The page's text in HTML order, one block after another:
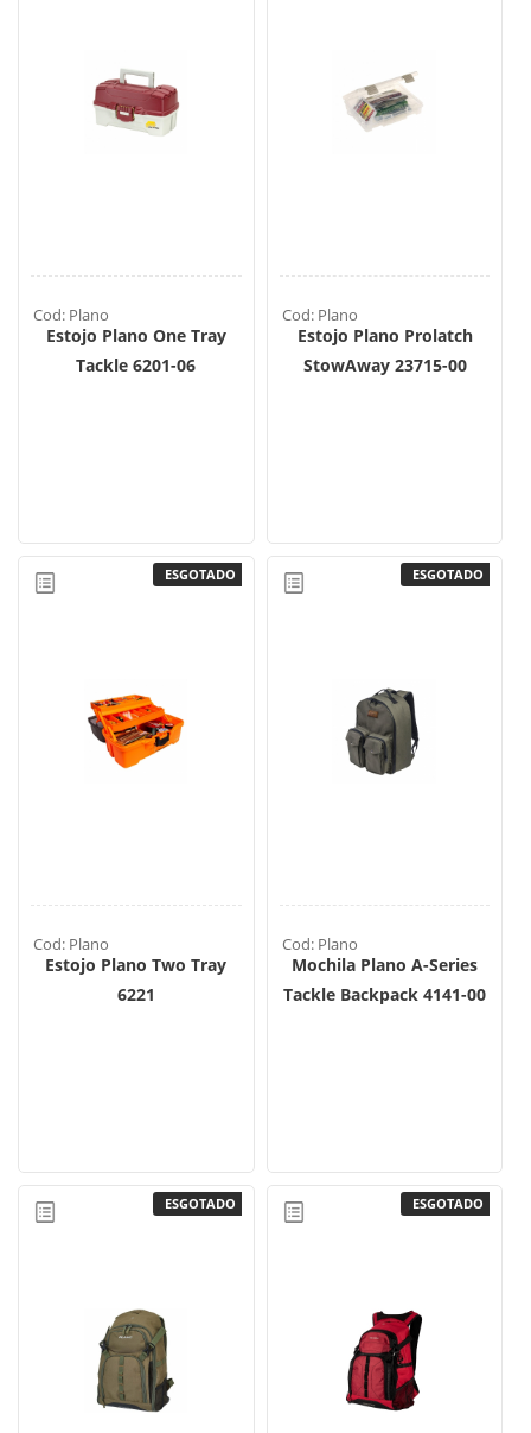
Cod: Plano
Estojo Plano One Tray
Tackle 6201-06
Cod: Plano
Estojo Plano Prolatch
StowAway 23715-00
ESGOTADO
Cod: Plano
Estojo Plano Two Tray
6221
ESGOTADO
Cod: Plano
Mochila Plano A-Series
Tackle Backpack 4141-00
ESGOTADO ESGOTADO